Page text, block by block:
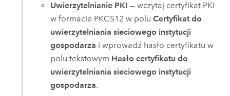
Uwierzytelnianie PKI — wczytaj certyfikat PKI
w formacie PKCS12 w poluCertyfikat do
uwierzytelniania sieciowego instytucji
gospodarza i wprowadź hasło certyfikatu w
polu tekstowym Hasło certyfikatu do
uwierzytelniania sieciowego instytucji
gospodarza.